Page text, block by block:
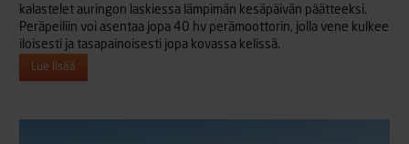
kalastelet auringon laskiessa lämpimän kesäpäivän päätteeksi.
Peräpeiliin voi asentaa jopa 40 hv perämoottorin, jolla vene kulkee
iloisesti ja tasapainoisesti jopa kovassa kelissä.
Lue lisää